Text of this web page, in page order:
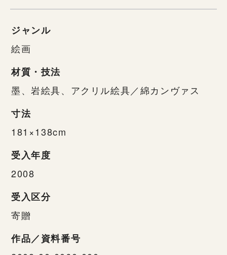
ジャンル
絵画
材質・技法
墨、岩絵具、アクリル絵具／綿カンヴァス
寸法
181×138cm
受入年度
2008
受入区分
寄贈
作品／資料番号